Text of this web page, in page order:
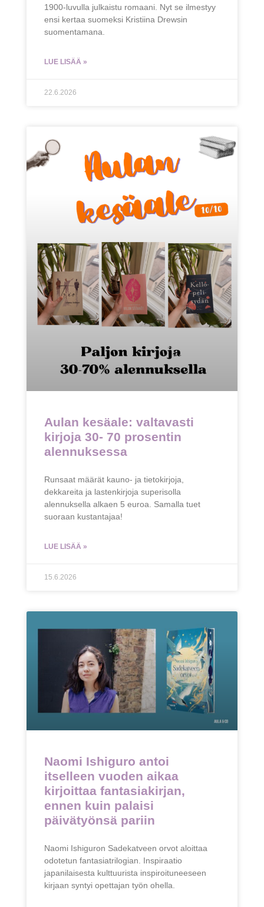
1900-luvulla julkaistu romaani. Nyt se ilmestyy
ensi kertaa suomeksi Kristiina Drewsin
suomentamana.
LUE LISÄÄ »
22.6.2026
Aulan kesäale: valtavasti
kirjoja 30- 70 prosentin
alennuksessa
Runsaat määrät kauno- ja tietokirjoja,
dekkareita ja lastenkirjoja superisolla
alennuksella alkaen 5 euroa. Samalla tuet
suoraan kustantajaa!
LUE LISÄÄ »
15.6.2026
Naomi Ishiguro antoi
itselleen vuoden aikaa
kirjoittaa fantasiakirjan,
ennen kuin palaisi
päivätyönsä pariin
Naomi Ishiguron Sadekatveen orvot aloittaa
odotetun fantasiatrilogian. Inspiraatio
japanilaisesta kulttuurista inspiroituneeseen
kirjaan syntyi opettajan työn ohella.